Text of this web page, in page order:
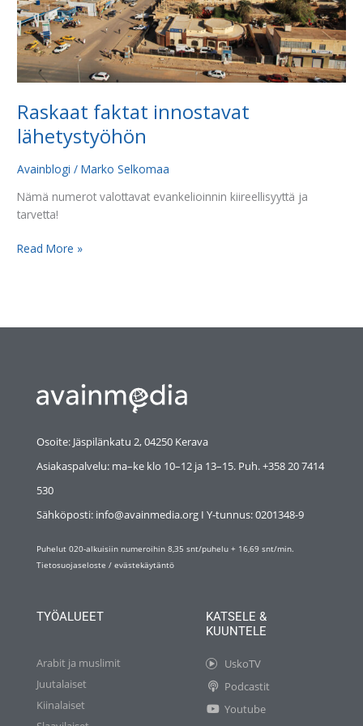
Raskaat faktat innostavat
lähetystyöhön
Avainblogi /Marko Selkomaa
Nämä numerot valottavat evankelioinnin kiireellisyyttä ja
tarvetta!
Read More »
Osoite: Jäspilänkatu 2, 04250 Kerava
Asiakaspalvelu: ma–ke klo 10–12 ja 13–15. Puh. +358 20 7414
530
Sähköposti: info@avainmedia.org I Y-tunnus:0201348-9
Puhelut 020-alkuisiin numeroihin 8,35 snt/puhelu + 16,69 snt/min.
Tietosuojaseloste / evästekäytäntö
TYÖALUEET
Arabit ja muslimit
Juutalaiset
Kiinalaiset
KATSELE &
KUUNTELE
UskoTV
Podcastit
Youtube